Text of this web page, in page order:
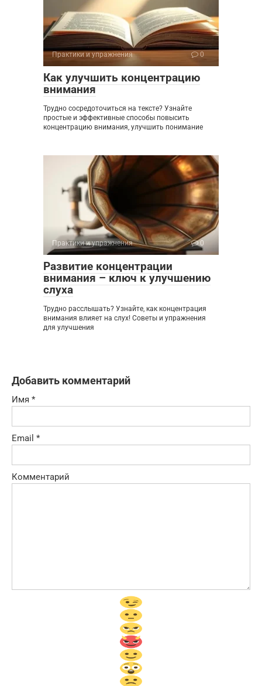
Практики и упражнения 0
Как улучшить концентрацию
внимания
Трудно сосредоточиться на тексте? Узнайте
простые и эффективные способы повысить
концентрацию внимания, улучшить понимание
Практики и упражнения 0
Развитие концентрации
внимания – ключ к улучшению
слуха
Трудно расслышать? Узнайте, как концентрация
внимания влияет на слух! Советы и упражнения
для улучшения
Добавить комментарий
Имя *
Email *
Комментарий